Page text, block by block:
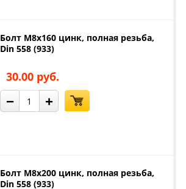
Болт М8х160 цинк, полная резьба,
Din 558 (933)
30.00 руб.
− +
Болт М8х200 цинк, полная резьба,
Din 558 (933)